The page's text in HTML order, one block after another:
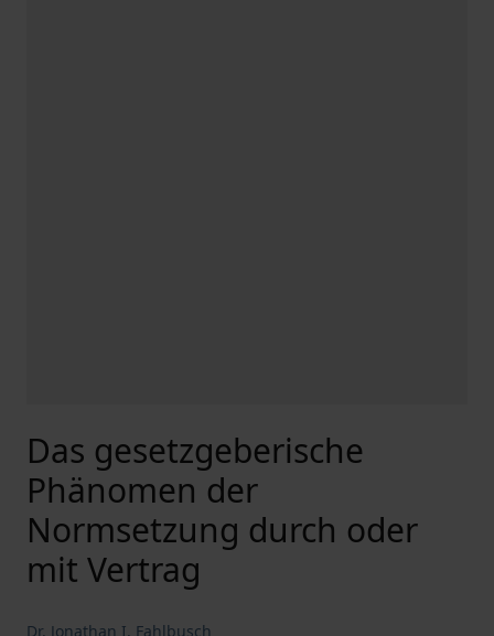
Das gesetzgeberische
Phänomen der
Normsetzung durch oder
mit Vertrag
Dr. Jonathan I. Fahlbusch